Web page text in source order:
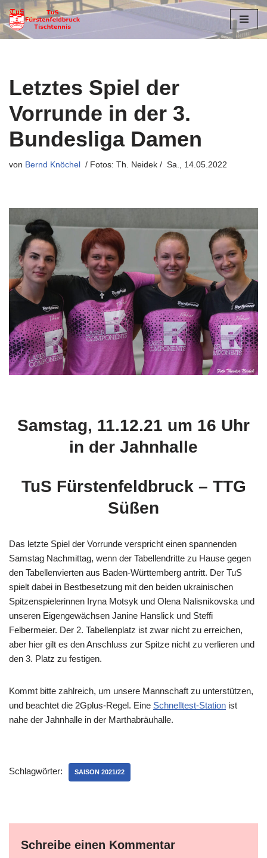
Zum
Letztes Spiel der
Vorrunde in der 3.
Bundesliga Damen
von Bernd Knöchel Sa., 14.05.2022
Samstag, 11.12.21 um 16 Uhr
in der Jahnhalle
TuS Fürstenfeldbruck – TTG
Süßen
Das letzte Spiel der Vorrunde verspricht einen spannenden
Samstag Nachmittag, wenn der Tabellendritte zu Hause gegen
den Tabellenvierten aus Baden-Württemberg antritt. Der TuS
spielt dabei in Bestbesetzung mit den beiden ukrainischen
Spitzenspielerinnen Iryna Motsyk und Olena Nalisnikovska und
unseren Eigengewächsen Janine Hanslick und Steffi
Felbermeier. Der 2. Tabellenplatz ist zwar nicht zu erreichen,
aber hier gilt es den Anschluss zur Spitze nicht zu verlieren und
den 3. Platz zu festigen.
Kommt bitte zahlreich, um unsere Mannschaft zu unterstützen,
und beachtet die 2Gplus-Regel. Eine Schnelltest-Station ist
nahe der Jahnhalle in der Marthabräuhalle.
Schlagwörter: SAISON 2021/22
Schreibe einen Kommentar